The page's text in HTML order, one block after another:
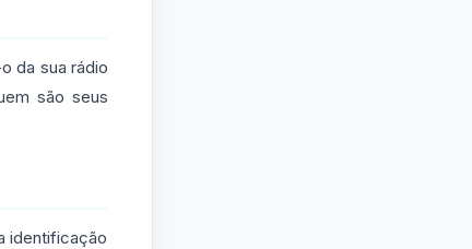
da sua rádio
são seus
identificação